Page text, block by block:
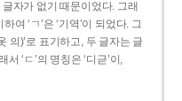
글자가 없기 때문이었다. 그래
여 ‘ㄱ’은 ‘기역’이 되었다. 그
의)’로 표기하고, 두 글자는 글
‘ㄷ’의 명칭은 ‘디귿’이,